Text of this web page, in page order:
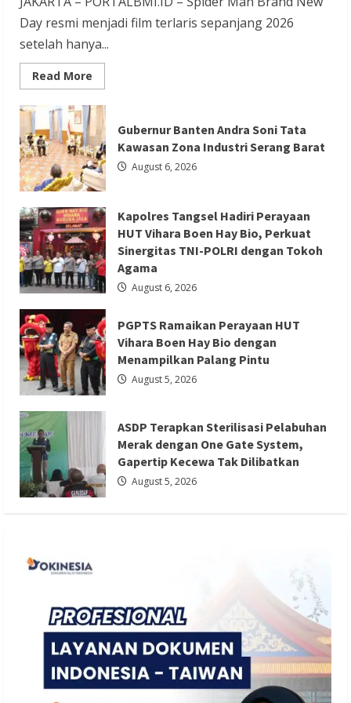
Redaksi 01 August 6, 2026
Berita Agama
Berita Sosial dan Budaya
Berita Trending
PGPTS Ramaikan Perayaan HUT Vihara
Boen Hay Bio dengan Menampilkan
Palang Pintu
Redaksi 01 August 5, 2026
Berita Ekonomi dan Bisnis
Berita Nasional
Berita Trending
ASDP Terapkan Sterilisasi Pelabuhan
Merak dengan One Gate System,
Gapertip Kecewa Tak Dilibatkan
Redaksi 01 August 5, 2026
Day resmi menjadi film terlaris sepanjang 2026
setelah hanya...
Read More
more
Film
Terlaris
2026
Spider
Man
Brand
New
Day
Raup
Rp
20,6
T
dalam
Sepekan
Gubernur Banten Andra Soni Tata
Kawasan Zona Industri Serang Barat
August 6, 2026
Kapolres Tangsel Hadiri Perayaan
HUT Vihara Boen Hay Bio, Perkuat
Sinergitas TNI-POLRI dengan Tokoh
Agama
August 6, 2026
PGPTS Ramaikan Perayaan HUT
Vihara Boen Hay Bio dengan
Menampilkan Palang Pintu
August 5, 2026
ASDP Terapkan Sterilisasi Pelabuhan
Merak dengan One Gate System,
Gapertip Kecewa Tak Dilibatkan
August 5, 2026